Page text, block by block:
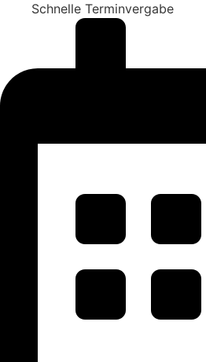
Schnelle Terminvergabe